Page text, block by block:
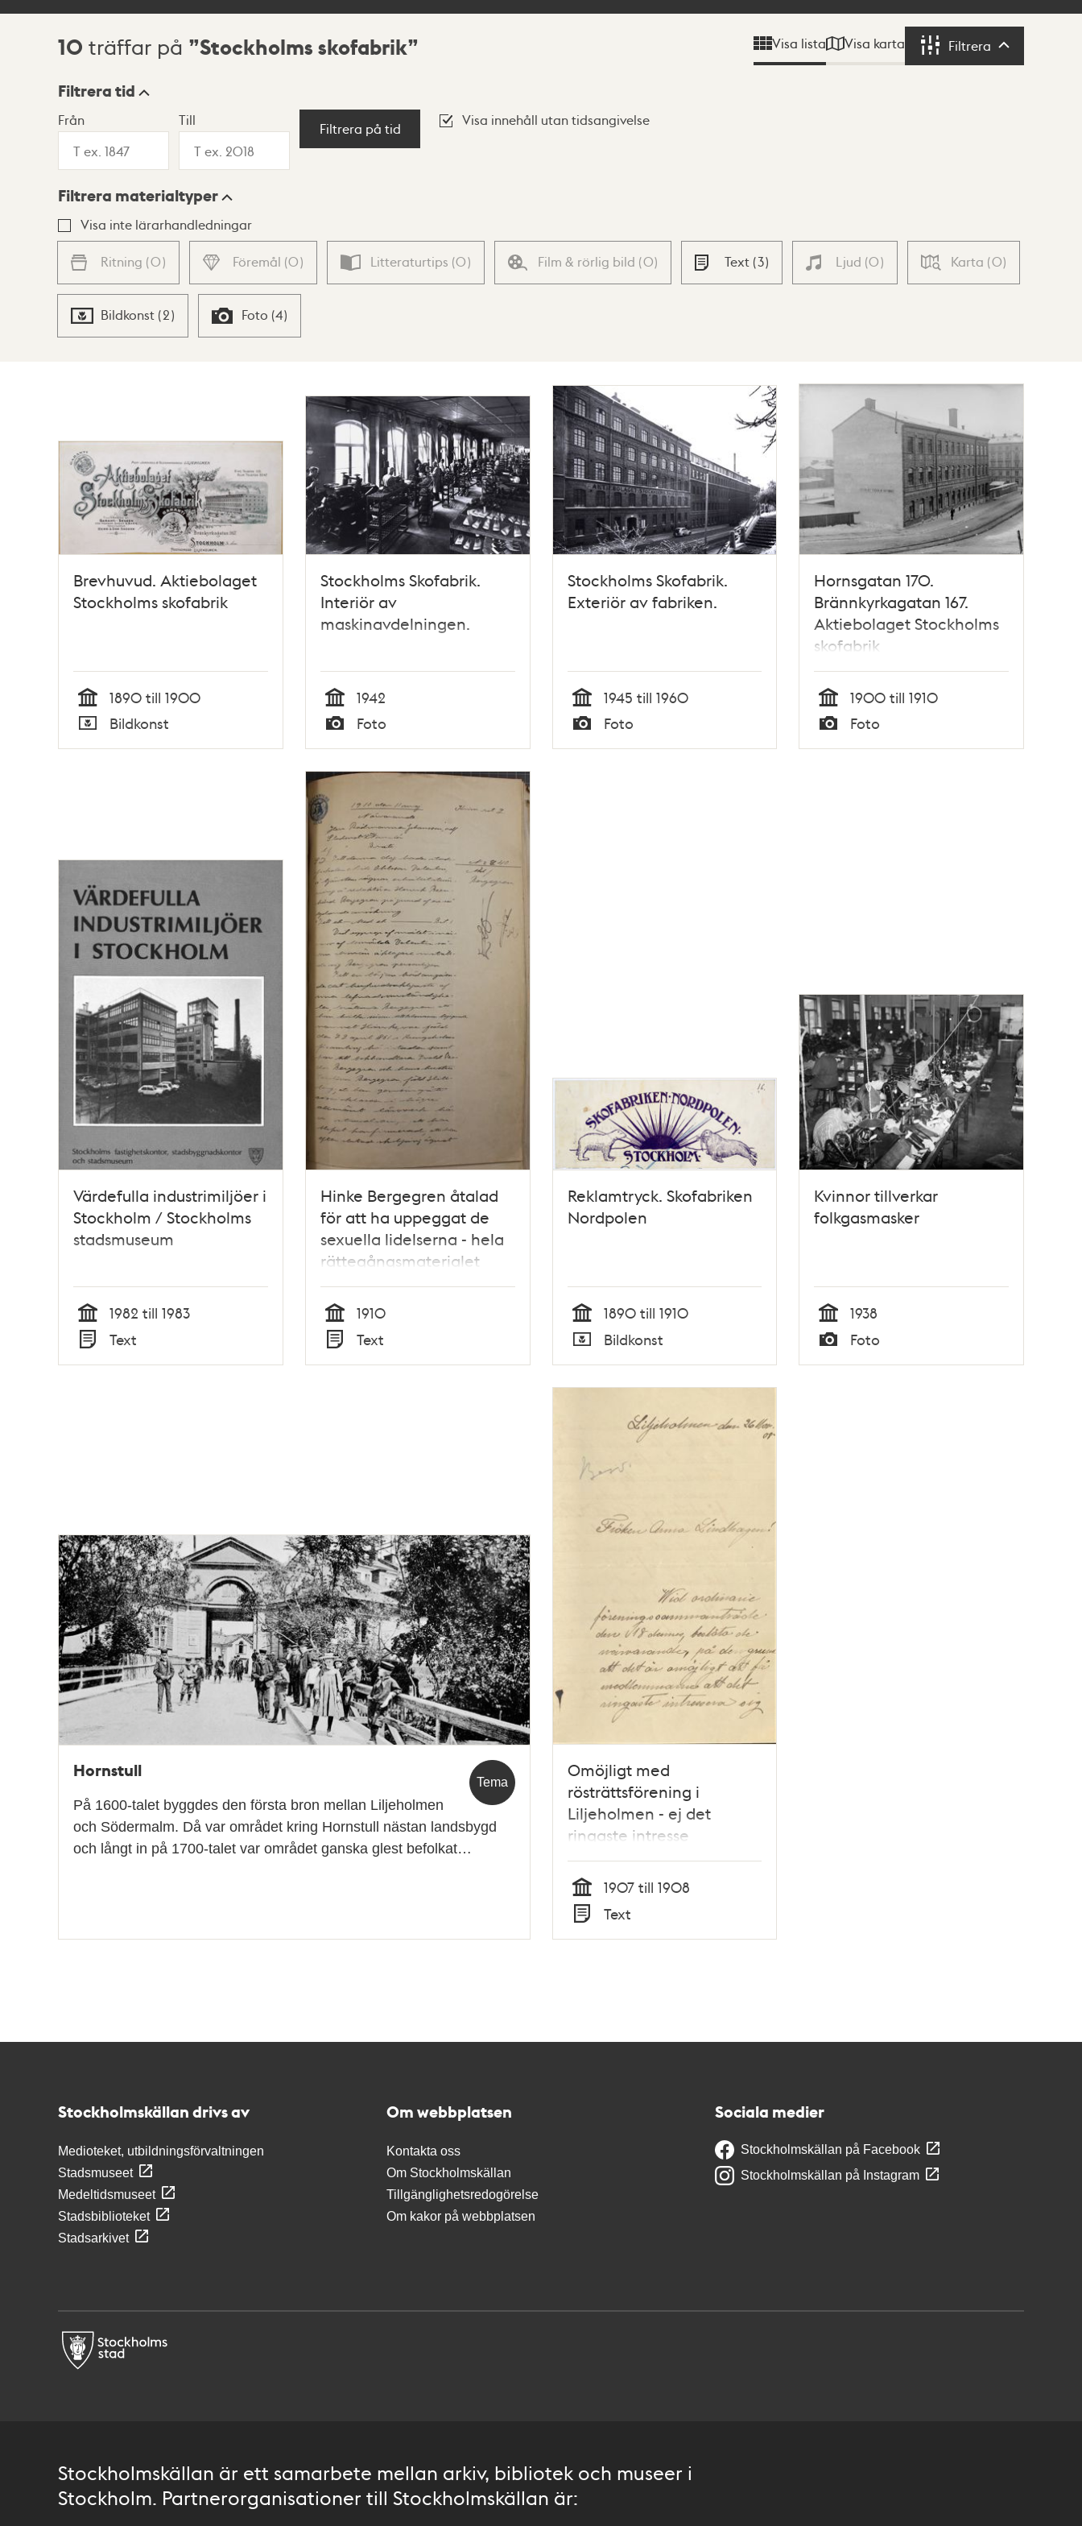
Sökresultat
10 träffar på Stockholms skofabrik Visa lista Visa karta Filtrera Filtrera
Visningsläge
Lista Karta
Filtrera tid
Från Till
Filtrera på tid
Visa innehåll utan tidsangivelse
Filtrera materialtyper
Visa inte lärarhandledningar
Ritning (0) Föremål (0) Litteraturtips (0) Film & rörlig bild (0) Text (3) Ljud (0) Karta (0)
Bildkonst (2) Foto (4)
Brevhuvud. Aktiebolaget
Stockholms skofabrik
Tid
1890 till 1900
Typ
Bildkonst
Stockholms Skofabrik.
Interiör av
maskinavdelningen.
Tid
1942
Typ
Foto
Stockholms Skofabrik.
Exteriör av fabriken.
Tid
1945 till 1960
Typ
Foto
Hornsgatan 170.
Brännkyrkagatan 167.
Aktiebolaget Stockholms
skofabrik
Tid
1900 till 1910
Typ
Foto
Värdefulla industrimiljöer i
Stockholm / Stockholms
stadsmuseum
Tid
1982 till 1983
Typ
Text
Hinke Bergegren åtalad
för att ha uppeggat de
sexuella lidelserna - hela
rättegångsmaterialet
1910
Tid
1910
Typ
Text
Reklamtryck. Skofabriken
Nordpolen
Tid
1890 till 1910
Typ
Bildkonst
Kvinnor tillverkar
folkgasmasker
Tid
1938
Typ
Foto
Tema
Hornstull
På 1600-talet byggdes den första bron mellan Liljeholmen
och Södermalm. Då var området kring Hornstull nästan landsbygd
och långt in på 1700-talet var området ganska glest befolkat…
Omöjligt med
rösträttsförening i
Liljeholmen - ej det
ringaste intresse
Tid
1907 till 1908
Text
Stockholmskällan drivs av
Medioteket, utbildningsförvaltningen
Stadsmuseet
Medeltidsmuseet
Stadsbiblioteket
Stadsarkivet
Om webbplatsen
Kontakta oss
Om Stockholmskällan
Tillgänglighetsredogörelse
Om kakor på webbplatsen
Sociala medier
Stockholmskällan på Facebook
Stockholmskällan på Instagram
Stockholmskällan är ett samarbete mellan arkiv, bibliotek och museer i
Stockholm. Partnerorganisationer till Stockholmskällan är: